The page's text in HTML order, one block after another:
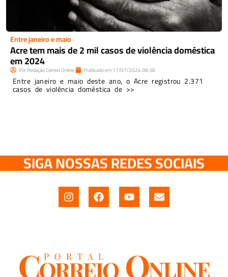
Entre janeiro e maio
Acre tem mais de 2 mil casos de violência doméstica
em 2024
PorRedação Correio Online Publicado em17/07/202408:38
Entre janeiro e maio deste ano, o Acre registrou 2.371
casos de violência doméstica de >>
SIGA NOSSAS REDES SOCIAIS